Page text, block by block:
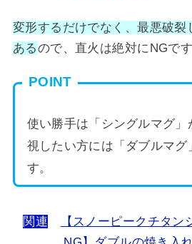
変形するだけでなく、最悪破裂
あるので、直火は絶対にNGです
POINT
使い勝手は「シングルマグ」
視したい方には「ダブルマグ
す。
関連
【スノーピークチタン